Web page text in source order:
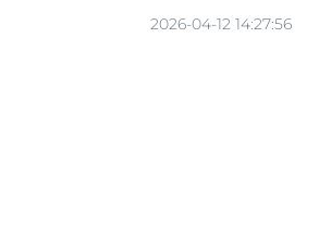
2026-04-12 14:27:56